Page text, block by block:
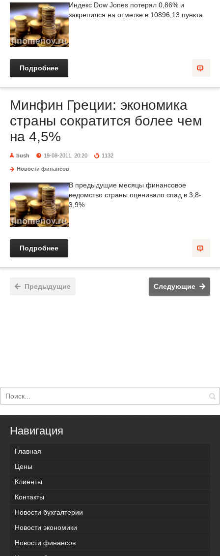
Индекс Dow Jones потерял 0,86% и
закрепился на отметке в 10896,13 пункта
Подробнее
Минфин Греции: экономика
страны сократится более чем
на 4,5%
bush 19-08-2011, 20:20 1132
Новости финансов
В предыдущие месяцы финансовое
ведомство страны оценивало спад в 3,8-
3,9%
Подробнее
Предыдущие Следующие
Навигация
Главная
Цены
Клиенты
Контакты
Новости бухгалтерии
Новости экономики
Новости финансов